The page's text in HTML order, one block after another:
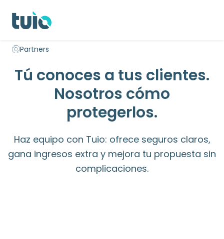
Seguro hogar propietarios
InicioPartners
Tú conoces a tus clientes.
Nosotros cómo
protegerlos.
Haz equipo con Tuio: ofrece seguros claros,
gana ingresos extra y mejora tu propuesta sin
complicaciones.